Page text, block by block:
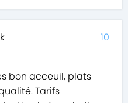
bon acceuil, plats
Tarifs
10